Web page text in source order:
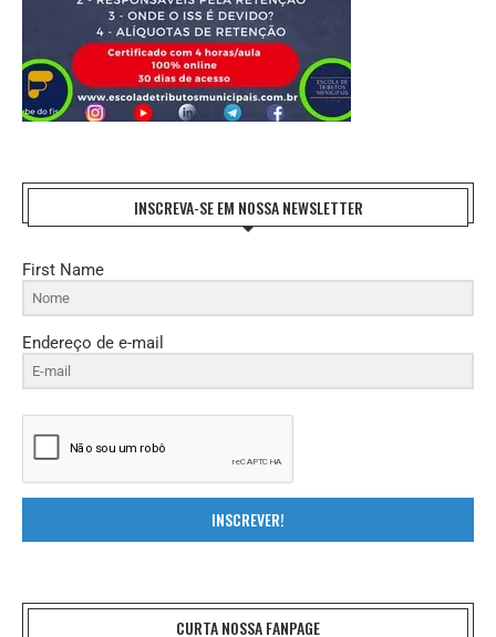
INSCREVA-SE EM NOSSA NEWSLETTER
First Name
Endereço de e-mail
INSCREVER!
CURTA NOSSA FANPAGE